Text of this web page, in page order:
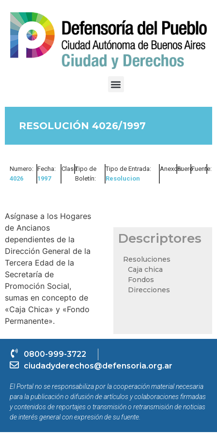
RESOLUCIÓN 4026/1997
Numero:
4026
Fecha:
1997
Clase:Tipo de
Boletín:
Tipo de Entrada:
Resolucion
Anexos:Fuero:Fuente:
Asígnase a los Hogares
de Ancianos
dependientes de la
Dirección General de la
Tercera Edad de la
Secretaría de
Promoción Social,
sumas en concepto de
«Caja Chica» y «Fondo
Permanente».
Descriptores
Resoluciones
Caja chica
Fondos
Direcciones
0800-999-3722
ciudadyderechos@defensoria.org.ar
El Portal no se responsabiliza por la cooperación material necesaria
para la publicación o difusión de artículos y colaboraciones firmadas
y contenidos de reportajes o transmisión o retransmisión de noticias
de interés general con expresión de su fuente.